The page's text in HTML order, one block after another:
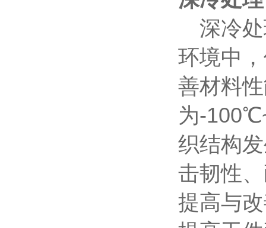
深冷
环境中
善材料
为-
织结构
击韧性
提高与